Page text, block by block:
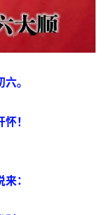
。
！
：